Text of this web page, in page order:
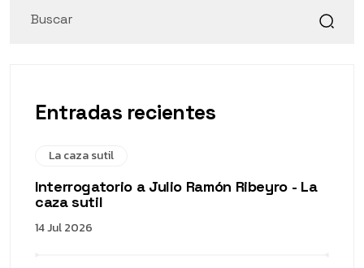
Entradas recientes
La caza sutil
Interrogatorio a Julio Ramón Ribeyro - La
caza sutil
14 Jul 2026